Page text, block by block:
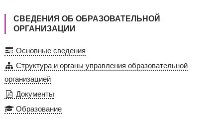
СВЕДЕНИЯ ОБ ОБРАЗОВАТЕЛЬНОЙ
ОРГАНИЗАЦИИ
Основные сведения
Структура и органы управления образовательной
организацией
Документы
Образование